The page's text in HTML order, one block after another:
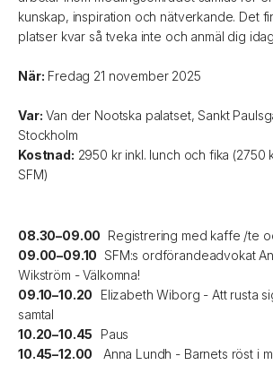
kunskap, inspiration och nätverkande. Det
platser kvar så tveka inte och anmäl dig
När: Fredag 21 november 2025
Var: Van der Nootska palatset, Sankt
Stockholm
Kostnad: 2950 kr inkl. lunch och fika (2750
SFM)
08.30–09.00 Registrering med kaffe /te
09.00–09.10 SFM:s ordförandeadvokat
Wikström - Välkomna!
09.10–10.20 Elizabeth Wiborg - Att rusta
samtal
10.20–10.45
10.45–12.00 Anna Lundh - Barnets röst i